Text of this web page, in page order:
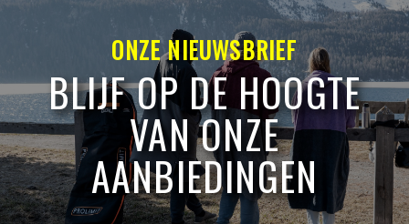
ONZE NIEUWSBRIEF
BLIJF OP DE HOOGTE
VAN ONZE
AANBIEDINGEN